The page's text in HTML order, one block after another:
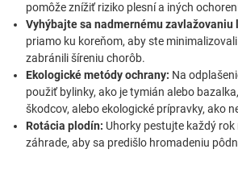
pomôže znížiť riziko plesní a iných
Vyhýbajte sa nadmernému zavlažovaniu
priamo ku koreňom, aby ste
zabránili šíreniu chorôb.
Ekologické metódy ochrany: Na
použiť bylinky, ako je tymián alebo
škodcov, alebo ekologické prípravky, ako
Rotácia plodín: Uhorky pestujte každý
záhrade, aby sa predišlo hromadeniu